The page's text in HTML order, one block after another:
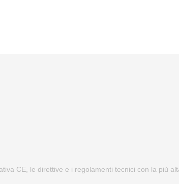
CE, le direttive e i regolamenti tecnici con la più